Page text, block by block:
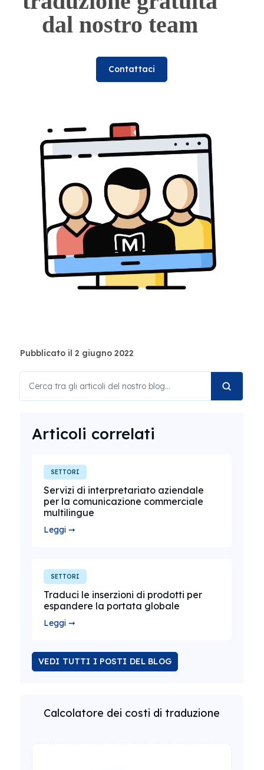
dal nostro team
Contattaci
Pubblicato il 2 giugno 2022
Articoli correlati
SETTORI
Servizi di interpretariato aziendale
per la comunicazione commerciale
multilingue
Leggi ➞
SETTORI
Traduci le inserzioni di prodotti per
espandere la portata globale
Leggi ➞
VEDI TUTTI I POSTI DEL BLOG
Calcolatore dei costi di traduzione